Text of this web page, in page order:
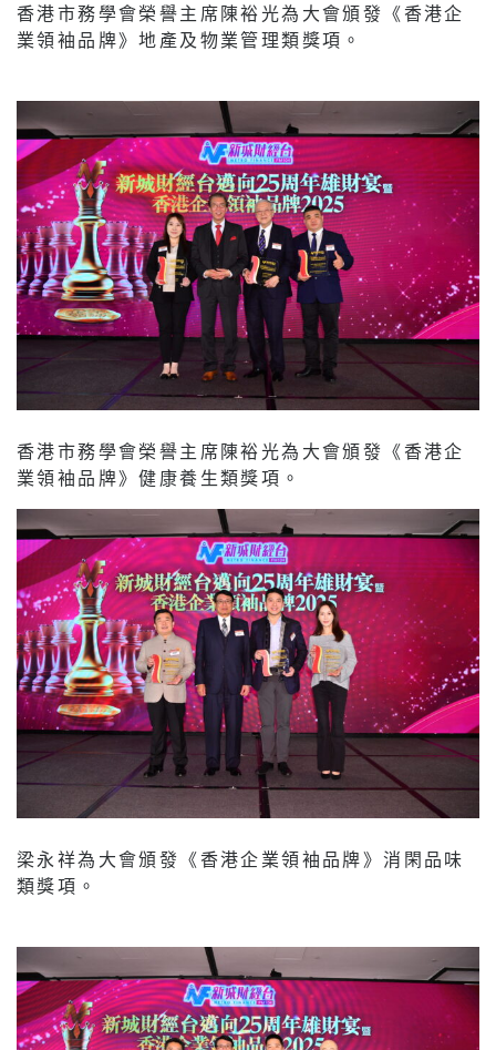
香港市務學會榮譽主席陳裕光為大會頒發《香港企
業領袖品牌》地產及物業管理類獎項。
香港市務學會榮譽主席陳裕光為大會頒發《香港企
業領袖品牌》健康養生類獎項。
梁永祥為大會頒發《香港企業領袖品牌》消閑品味
類獎項。